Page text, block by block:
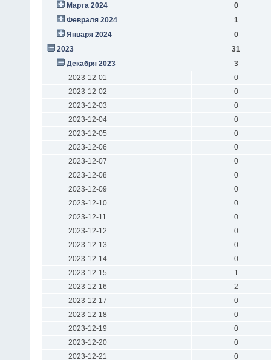
Марта 2024
0
Февраля 2024
1
Января 2024
0
2023
31
Декабря 2023
3
2023-12-01
0
2023-12-02
0
2023-12-03
0
2023-12-04
0
2023-12-05
0
2023-12-06
0
2023-12-07
0
2023-12-08
0
2023-12-09
0
2023-12-10
0
2023-12-11
0
2023-12-12
0
2023-12-13
0
2023-12-14
0
2023-12-15
1
2023-12-16
2
2023-12-17
0
2023-12-18
0
2023-12-19
0
2023-12-20
0
2023-12-21
0